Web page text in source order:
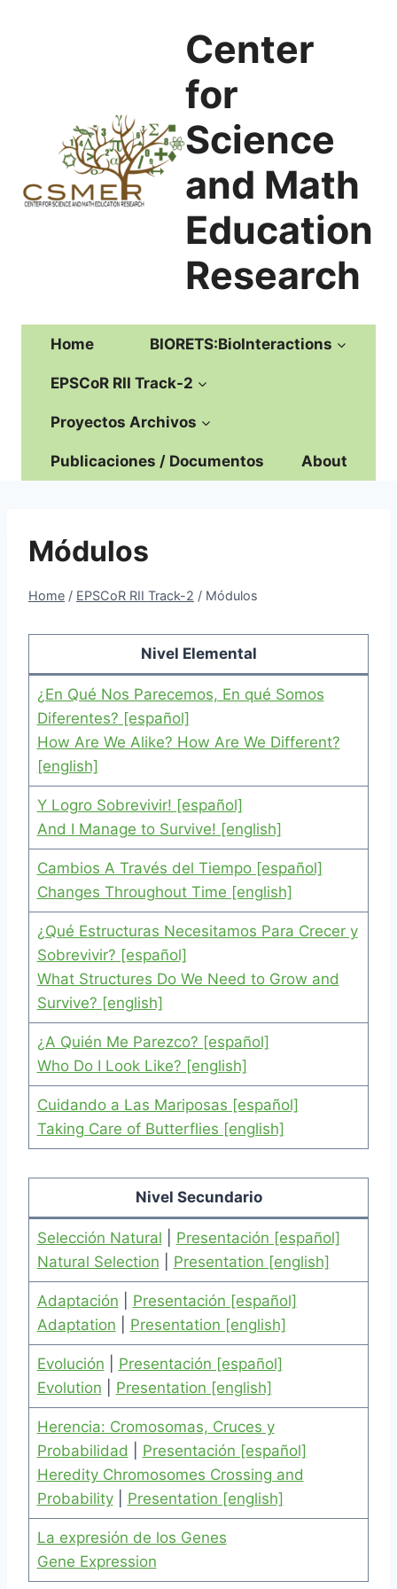
Center
for
Science
and Math
Education
Research
Home BIORETS:BioInteractions
EPSCoR RII Track-2
Proyectos Archivos
Publicaciones / Documentos About
Módulos
Home / EPSCoR RII Track-2 / Módulos
Nivel Elemental
¿En Qué Nos Parecemos, En qué Somos
Diferentes? [español]
How Are We Alike? How Are We Different?
[english]
Y Logro Sobrevivir! [español]
And I Manage to Survive! [english]
Cambios A Través del Tiempo [español]
Changes Throughout Time [english]
¿Qué Estructuras Necesitamos Para Crecer y
Sobrevivir? [español]
What Structures Do We Need to Grow and
Survive? [english]
¿A Quién Me Parezco? [español]
Who Do I Look Like? [english]
Cuidando a Las Mariposas [español]
Taking Care of Butterflies [english]
Nivel Secundario
Selección Natural
Presentación [español]
Natural Selection
Presentation [english]
Adaptación
Presentación [español]
Adaptation
Presentation [english]
Evolución
Presentación [español]
Evolution
Presentation [english]
Herencia: Cromosomas, Cruces y
Probabilidad
Presentación [español]
Heredity Chromosomes Crossing and
Probability| Presentation [english]
La expresión de los Genes
Gene Expression